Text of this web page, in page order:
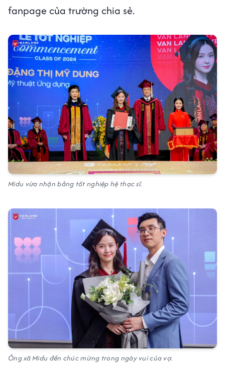
fanpage của trường chia sẻ.
Midu vừa nhận bằng tốt nghiệp hệ thạc sĩ.
Ông xã Midu đến chúc mừng trong ngày vui của vợ.